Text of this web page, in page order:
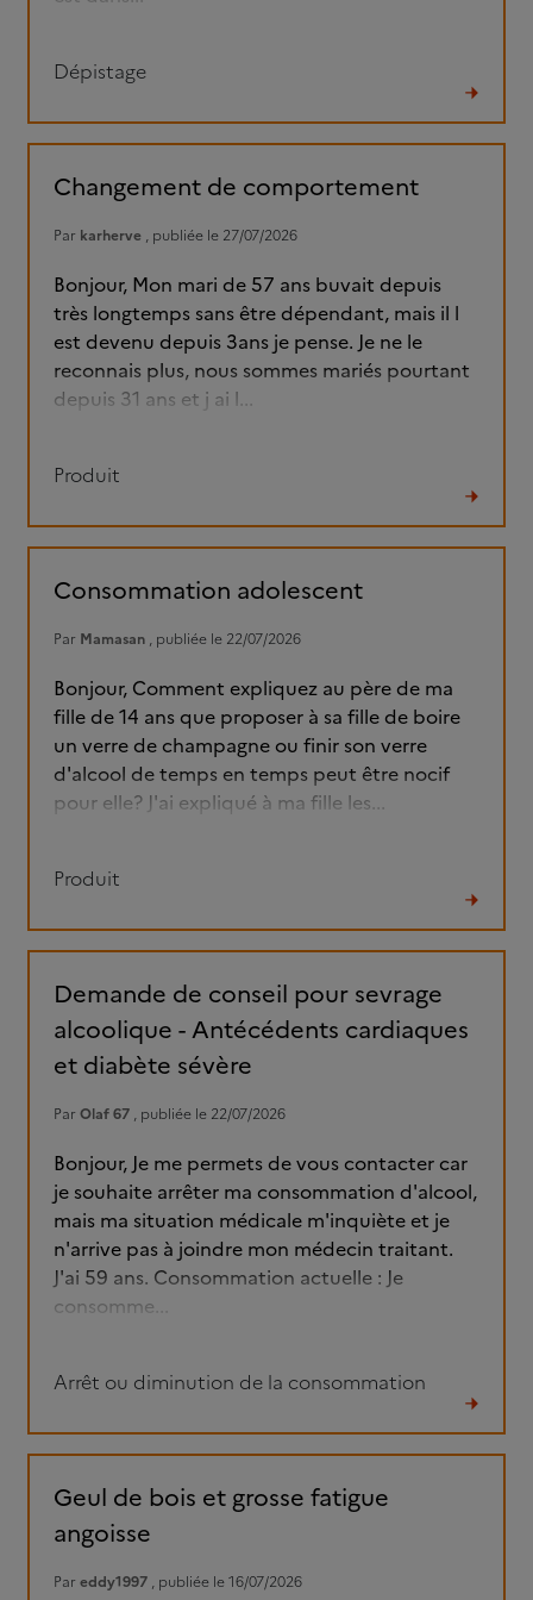
Dépistage
le
Changement de comportement
Par karherve , publiée le 27/07/2026
Bonjour, Mon mari de 57 ans buvait depuis
très longtemps sans être dépendant, mais il l
est devenu depuis 3ans je pense. Je ne le
reconnais plus, nous sommes mariés pourtant
depuis 31 ans et j ai l...
Produit
le
Consommation adolescent
Par Mamasan , publiée le 22/07/2026
Bonjour, Comment expliquez au père de ma
fille de 14 ans que proposer à sa fille de boire
un verre de champagne ou finir son verre
d'alcool de temps en temps peut être nocif
pour elle? J'ai expliqué à ma fille les...
Produit
le
Demande de conseil pour sevrage
alcoolique - Antécédents cardiaques
et diabète sévère
Par Olaf 67 , publiée le 22/07/2026
Bonjour, Je me permets de vous contacter car
je souhaite arrêter ma consommation d'alcool,
mais ma situation médicale m'inquiète et je
n'arrive pas à joindre mon médecin traitant.
J'ai 59 ans. Consommation actuelle : Je
consomme...
Arrêt ou diminution de la consommation
le
Geul de bois et grosse fatigue
angoisse
Par eddy1997 , publiée le 16/07/2026